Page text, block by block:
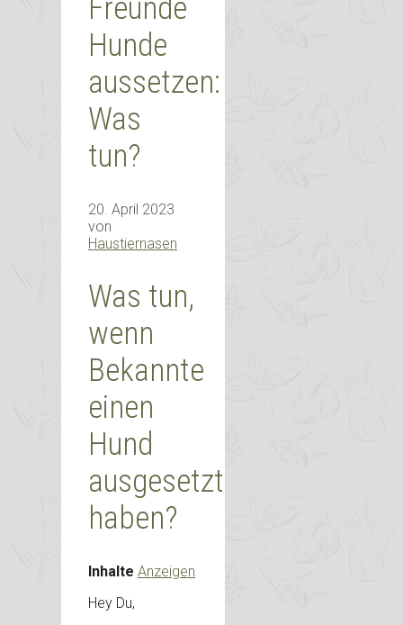
Freunde
Hunde
aussetzen:
Was
tun?
20. April 2023
von
Haustiernasen
Was tun,
wenn
Bekannte
einen
Hund
ausgesetzt
haben?
Inhalte Anzeigen
Hey Du,